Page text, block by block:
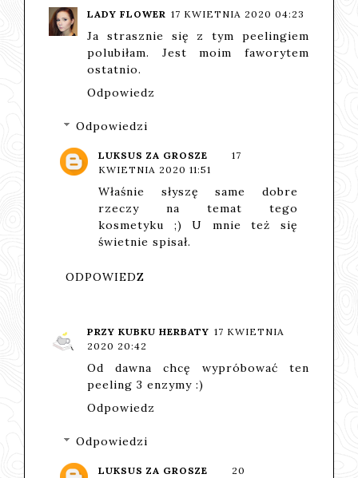
LADY FLOWER 17 KWIETNIA 2020 04:23
Ja strasznie się z tym peelingiem
polubiłam. Jest moim faworytem
ostatnio.
Odpowiedz
Odpowiedzi
LUKSUS ZA GROSZE
17
KWIETNIA 2020 11:51
Właśnie słyszę same dobre
rzeczy na temat tego
kosmetyku ;) U mnie też się
świetnie spisał.
ODPOWIEDZ
PRZY KUBKU HERBATY 17 KWIETNIA
2020 20:42
Od dawna chcę wypróbować ten
peeling 3 enzymy :)
Odpowiedz
Odpowiedzi
LUKSUS ZA GROSZE
20